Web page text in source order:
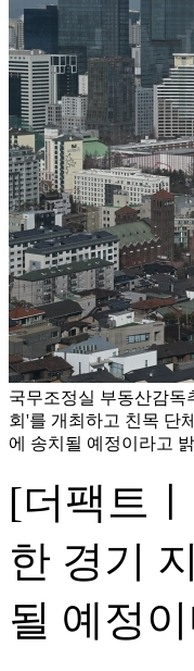
국무조정실 부동산감독
회'를 개최하고 친목 단
에 송치될 예정이라고
[더팩트
한 경기
될 예정